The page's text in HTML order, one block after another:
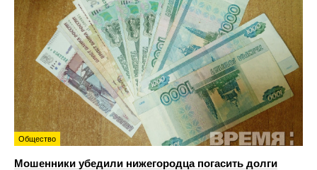
Общество
Мошенники убедили нижегородца погасить долги